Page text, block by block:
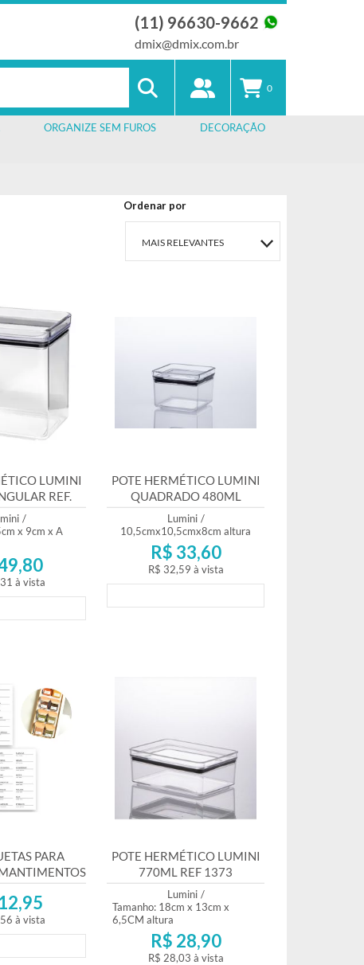
(11) 96630-9662
dmix@dmix.com.br
0
ORGANIZE SEM FUROS
DECORAÇÃO
Ordenar por
MAIS RELEVANTES
MAIOR PREÇO
A - Z
LUMINI
REF.
/
x 9cm x A
à vista
POTE HERMÉTICO LUMINI
QUADRADO 480ML
REF.1161
Lumini /
10,5cmx10,5cmx8cm altura
R$ 33,60
R$ 32,59 à vista
PARA
à vista
POTE HERMÉTICO LUMINI
770ML REF 1373
Lumini /
Tamanho: 18cm x 13cm x
6,5CM altura
R$ 28,90
R$ 28,03 à vista